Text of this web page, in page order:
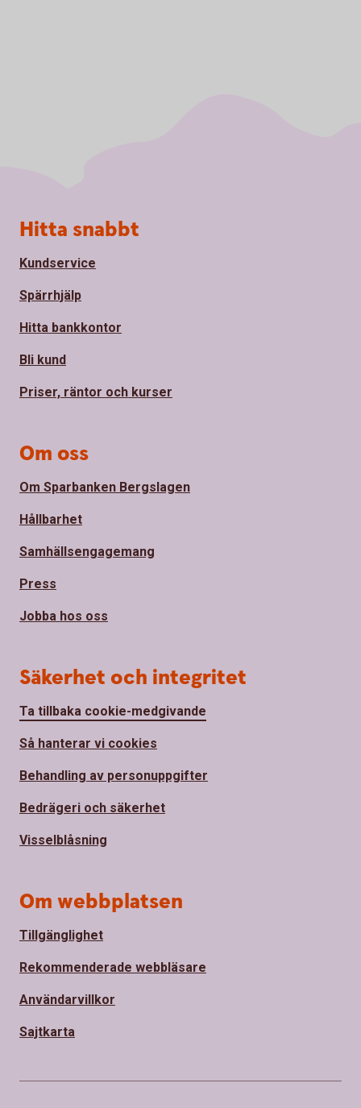
Sidfot
Hitta snabbt
Kundservice
Spärrhjälp
Hitta bankkontor
Bli kund
Priser, räntor och kurser
Om oss
Om Sparbanken Bergslagen
Hållbarhet
Samhällsengagemang
Press
Jobba hos oss
Säkerhet och integritet
Ta tillbaka cookie-medgivande
Så hanterar vi cookies
Behandling av personuppgifter
Bedrägeri och säkerhet
Visselblåsning
Om webbplatsen
Tillgänglighet
Rekommenderade webbläsare
Användarvillkor
Sajtkarta